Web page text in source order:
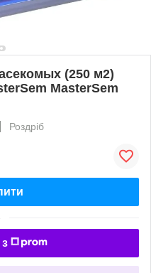
(250 м2)
MasterSem
Роздріб